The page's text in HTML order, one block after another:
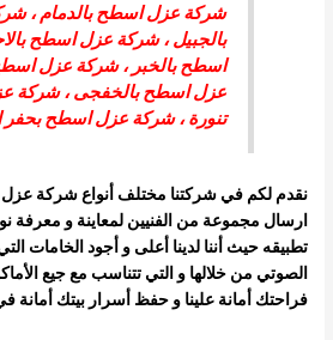
شركة عزل اسطح بالدمام،
بالجبيل،شركة عزل اسطح
اسطح بالخبر ،شركة عزل
عزل اسطح بالخفجى، شركة
تنورة ،شركة عزل اسطح بحفر
نقدم لكم في شركتنا مختلف أنواع شركة عزل
ارسال مجموعة من الفنيين لمعاينة و معرفة
تطبيقه حيث أننا لدينا أعلى و أجود الخامات
الصوتي من خلالها و التي تتناسب مع جيع
فراحتك أمانة علينا و حفظ أسرار بيتك أمانة في